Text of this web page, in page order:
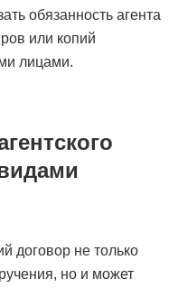
обязанность агента
или копий
лицами.
договор не только
но и может